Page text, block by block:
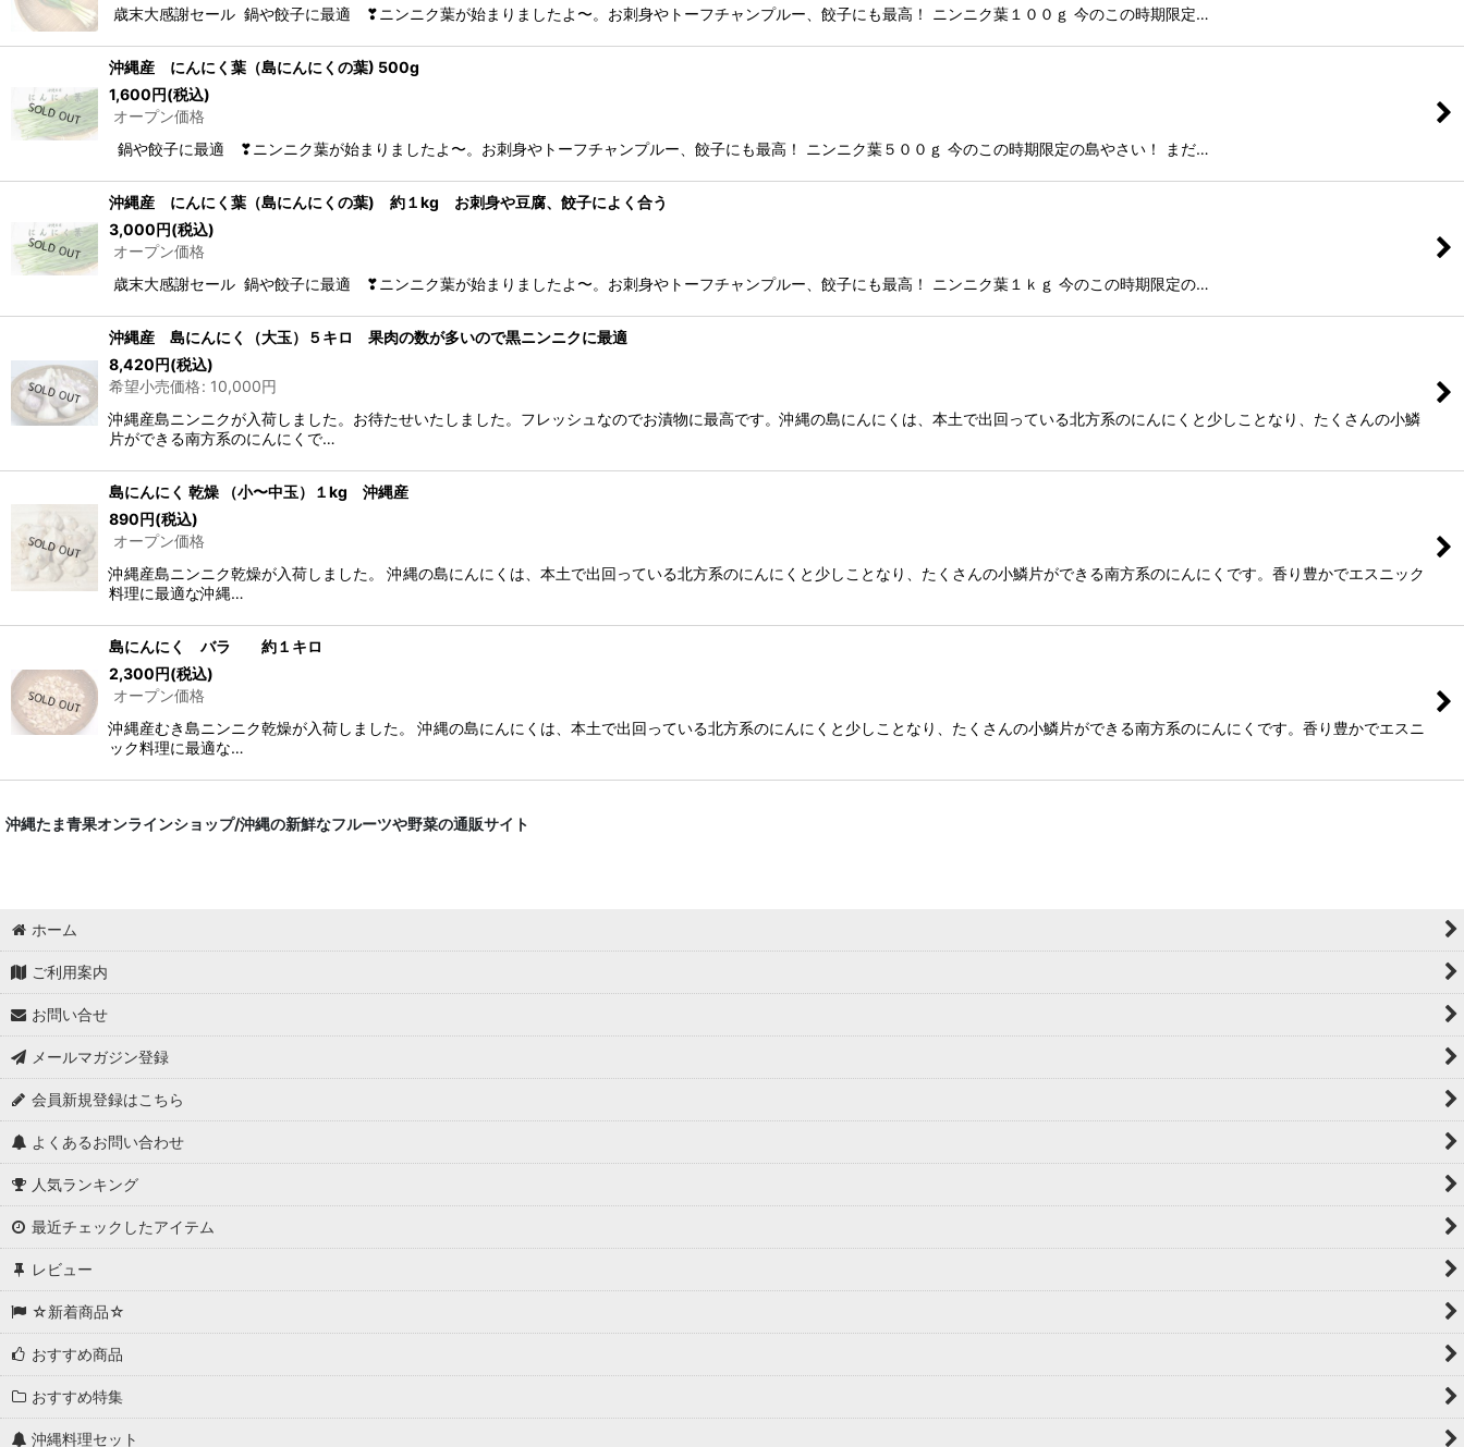
歳末大感謝セール 鍋や餃子に最適 ❣ニンニク葉が始まりましたよ〜。お刺身やトーフチャンプルー、餃子にも最高！ ニンニク葉１００ｇ 今のこの時期限定…
沖縄産 にんにく葉（島にんにくの葉) 500g
1,600円(税込)
オープン価格
鍋や餃子に最適 ❣ニンニク葉が始まりましたよ〜。お刺身やトーフチャンプルー、餃子にも最高！ ニンニク葉５００ｇ 今のこの時期限定の島やさい！ まだ…
沖縄産 にんにく葉（島にんにくの葉) 約１kg お刺身や豆腐、餃子によく合う
3,000円(税込)
オープン価格
歳末大感謝セール 鍋や餃子に最適 ❣ニンニク葉が始まりましたよ〜。お刺身やトーフチャンプルー、餃子にも最高！ ニンニク葉１ｋｇ 今のこの時期限定の…
沖縄産 島にんにく（大玉）５キロ 果肉の数が多いので黒ニンニクに最適
8,420円(税込)
希望小売価格: 10,000円
沖縄産島ニンニクが入荷しました。お待たせいたしました。フレッシュなのでお漬物に最高です。沖縄の島にんにくは、本土で出回っている北方系のにんにくと少しことなり、たくさんの小鱗
片ができる南方系のにんにくで…
島にんにく 乾燥 （小〜中玉）１kg 沖縄産
890円(税込)
オープン価格
沖縄産島ニンニク乾燥が入荷しました。 沖縄の島にんにくは、本土で出回っている北方系のにんにくと少しことなり、たくさんの小鱗片ができる南方系のにんにくです。香り豊かでエスニック
料理に最適な沖縄…
島にんにく バラ 約１キロ
2,300円(税込)
オープン価格
沖縄産むき島ニンニク乾燥が入荷しました。 沖縄の島にんにくは、本土で出回っている北方系のにんにくと少しことなり、たくさんの小鱗片ができる南方系のにんにくです。香り豊かでエスニ
ック料理に最適な…
沖縄たま青果オンラインショップ/沖縄の新鮮なフルーツや野菜の通販サイト
ホーム
ご利用案内
お問い合せ
メールマガジン登録
会員新規登録はこちら
よくあるお問い合わせ
人気ランキング
最近チェックしたアイテム
レビュー
☆新着商品☆
おすすめ商品
おすすめ特集
沖縄料理セット